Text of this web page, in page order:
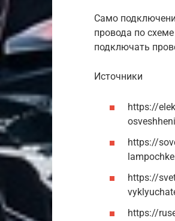
Само
провода по
подключать
Источники
https://
https://
https://
https://